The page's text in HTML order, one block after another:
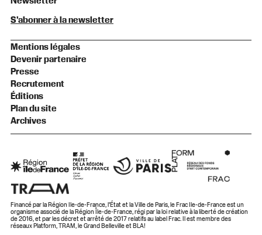
S'abonner à la newsletter
Mentions légales
Devenir partenaire
Presse
Recrutement
Éditions
Plan du site
Archives
Financé par la Région Ile-de-France, l’État et la Ville de Paris, le Frac Ile-de-France est un
organisme associé de la Région Île-de-France, régi par la loi relative à la liberté de création
de 2016, et par les décret et arrêté de 2017 relatifs au label Frac. Il est membre des
réseaux Platform, TRAM, le Grand Belleville et BLA!